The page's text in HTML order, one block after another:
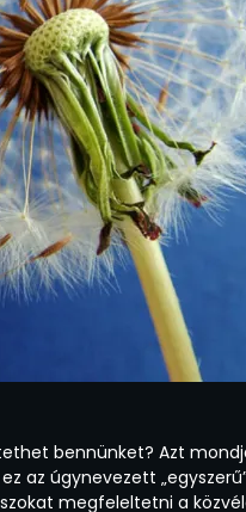
bennünket? Azt
az úgynevezett
megfeleltetni a